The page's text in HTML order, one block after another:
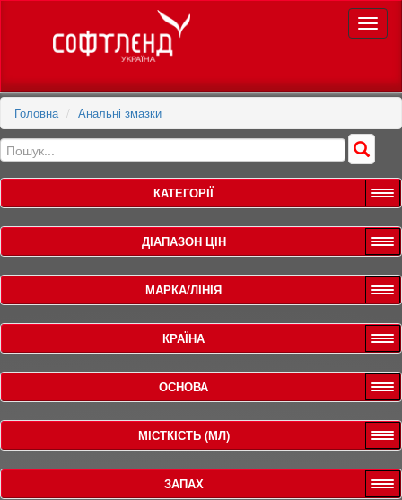
Toggle
Головна Анальні змазки
КАТЕГОРІЇ
ДІАПАЗОН ЦІН
МАРКА/ЛІНІЯ
КРАЇНА
ОСНОВА
МІСТКІСТЬ (МЛ)
ЗАПАХ